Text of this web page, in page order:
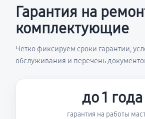
Гарантия на
комплектующие
Четко фиксируем сроки гарантии,
обслуживания и перечень
до 1 года
гарантия на работы